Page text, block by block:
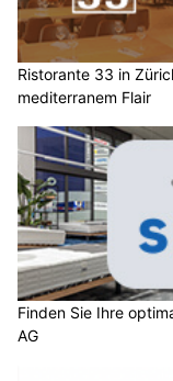
Ristorante 33 in
mediterranem Flair
Finden Sie Ihre
AG